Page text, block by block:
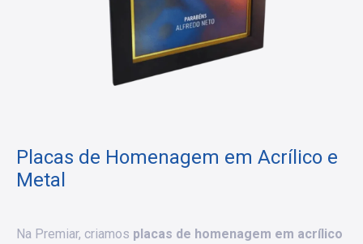
Placas de Homenagem em Acrílico e
Metal
Na Premiar, criamos placas de homenagem em acrílico